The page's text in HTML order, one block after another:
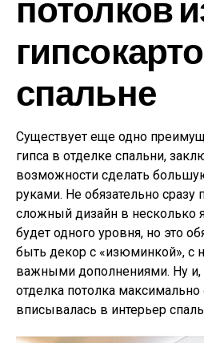
спальне
Существует еще одно
гипса в отделке спальни,
возможности сделать
руками. Не обязательно сразу
сложный дизайн в несколько
будет одного уровня, но это
быть декор с «изюминкой», с
важными дополнениями. Ну и,
отделка потолка максимально
вписывалась в интерьер